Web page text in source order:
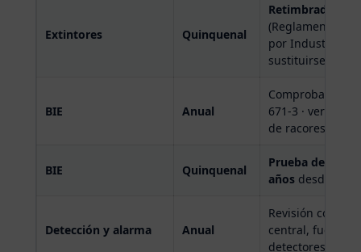
Extintores Quinquenal
Retimbrado y
(Reglamento de
por Industria ·
sustituirse
BIE Anual
Comprobación
671-3 ·
de racores
BIE Quinquenal
Prueba de
añosdesde
Detección y alarma Anual
Revisión
central, fuentes
detectores: